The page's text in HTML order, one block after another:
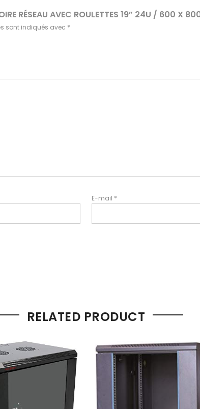
RÉSEAU AVEC ROULETTES 19” 24U / 600 X
sont indiqués avec *
E-mail *
RELATED PRODUCT